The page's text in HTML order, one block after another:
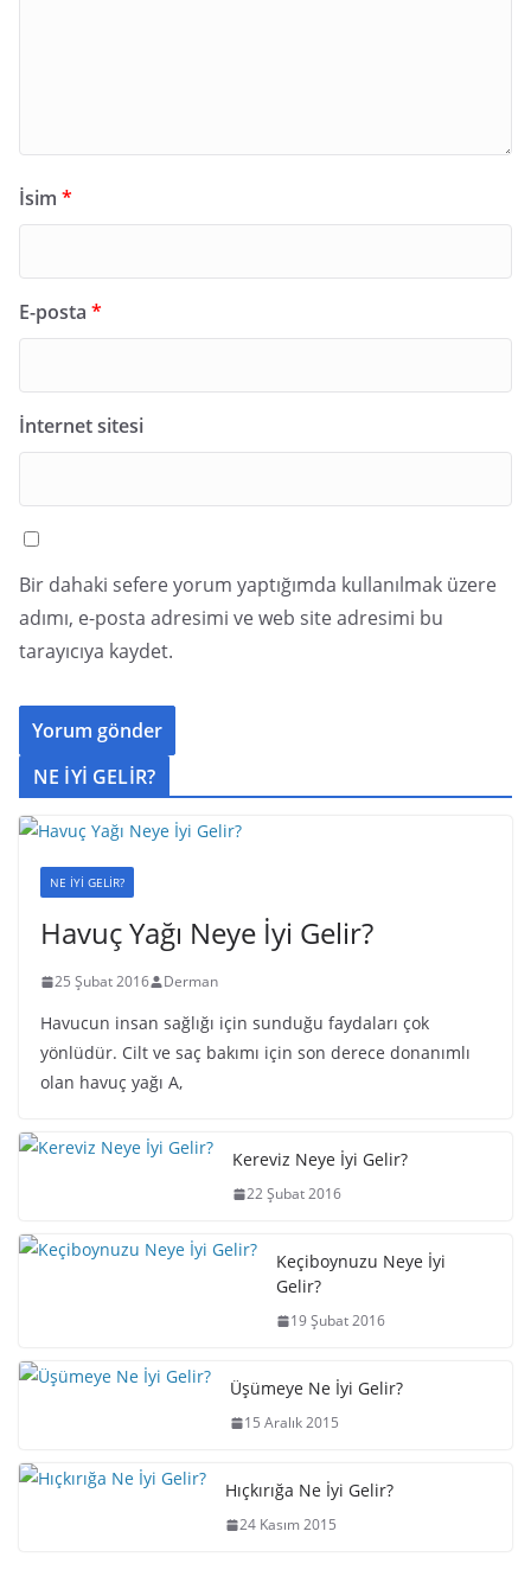
İsim *
E-posta *
İnternet sitesi
Bir dahaki sefere yorum yaptığımda kullanılmak üzere
adımı, e-posta adresimi ve web site adresimi bu
tarayıcıya kaydet.
NE İYİ GELİR?
NE İYİ GELİR?
Havuç Yağı Neye İyi Gelir?
25 Şubat 2016 Derman
Havucun insan sağlığı için sunduğu faydaları çok
yönlüdür. Cilt ve saç bakımı için son derece donanımlı
olan havuç yağı A,
Kereviz Neye İyi Gelir?
22 Şubat 2016
Keçiboynuzu Neye İyi
Gelir?
19 Şubat 2016
Üşümeye Ne İyi Gelir?
15 Aralık 2015
Hıçkırığa Ne İyi Gelir?
24 Kasım 2015